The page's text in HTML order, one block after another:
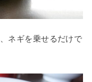
ネギを乗せるだけで